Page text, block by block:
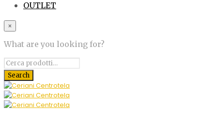
OUTLET
×
What are you looking for?